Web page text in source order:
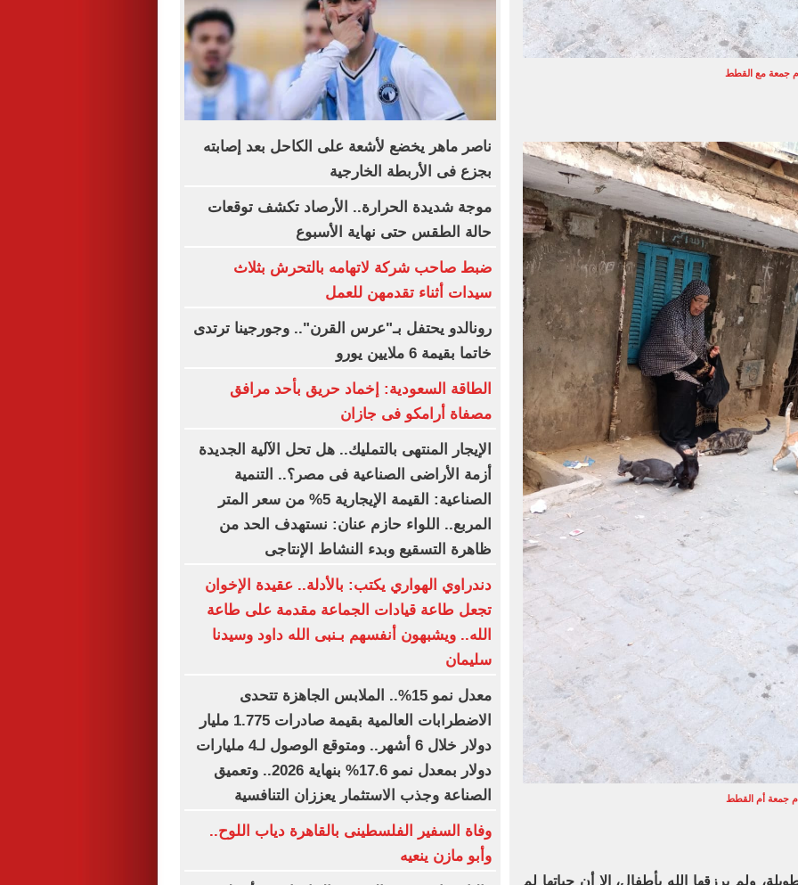
جمعة مع القطط
جمعة أم القطط
ولم يرزقها الله بأطفال، إلا أن حياتها لم
ناصر ماهر يخضع لأشعة على الكاحل بعد إصابته
بجزع فى الأربطة الخارجية
موجة شديدة الحرارة.. الأرصاد تكشف توقعات
حالة الطقس حتى نهاية الأسبوع
ضبط صاحب شركة لاتهامه بالتحرش بثلاث
سيدات أثناء تقدمهن للعمل
رونالدو يحتفل بـ"عرس القرن".. وجورجينا ترتدى
خاتما بقيمة 6 ملايين يورو
الطاقة السعودية: إخماد حريق بأحد مرافق
مصفاة أرامكو فى جازان
الإيجار المنتهى بالتمليك.. هل تحل الآلية الجديدة
أزمة الأراضى الصناعية فى مصر؟.. التنمية
الصناعية: القيمة الإيجارية 5% من سعر المتر
المربع.. اللواء حازم عنان: نستهدف الحد من
ظاهرة التسقيع وبدء النشاط الإنتاجى
دندراوي الهواري يكتب: بالأدلة.. عقيدة الإخوان
تجعل طاعة قيادات الجماعة مقدمة على طاعة
الله.. ويشبهون أنفسهم بـنبى الله داود وسيدنا
سليمان
معدل نمو 15%.. الملابس الجاهزة تتحدى
الاضطرابات العالمية بقيمة صادرات 1.775 مليار
دولار خلال 6 أشهر.. ومتوقع الوصول لـ4 مليارات
دولار بمعدل نمو 17.6% بنهاية 2026.. وتعميق
الصناعة وجذب الاستثمار يعززان التنافسية
وفاة السفير الفلسطينى بالقاهرة دياب اللوح..
وأبو مازن ينعيه